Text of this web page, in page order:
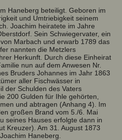
Haneberg beteiligt. Geboren im
und Umtriebigkeit seinem
Joachim heiratete im Jahre
Sein Schwiegervater, ein
Marbach und erwarb 1789 das
nannten die Metzlers
Herkunft. Durch diese Einheirat
nun auf dem Anwesen Nr.
Bruders Johannes im Jahr 1863
aller Fischwässer in
der Schulden des Vaters
200 Gulden für Ihle gehörten,
und abtragen (Anhang 4). Im
großen Brand vom 5./6. Mai
seines Hauses erfolgte dann in
Kreuzer). Am 31. August 1873
Haneberg.